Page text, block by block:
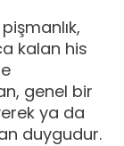
kalan his
genel bir
ya da
duygudur.